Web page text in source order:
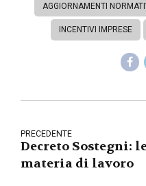
AGGIORNAMENTI
INCENTIVI IMPRESE
PRECEDENTE
Decreto Sostegni:
materia di lavoro